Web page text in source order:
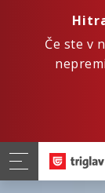
Če ste v